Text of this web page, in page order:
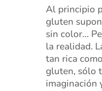
Al principio
gluten
sin color…
la realidad.
tan rica
gluten, sólo
imaginación